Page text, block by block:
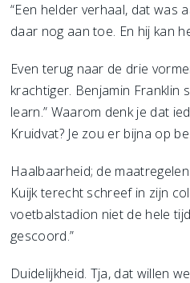
“Een helder verhaal, dat was
daar nog aan toe. En hij kan
Even terug naar de drie
krachtiger. Benjamin Franklin
learn.” Waarom denk je dat
Kruidvat? Je zou er bijna op
Haalbaarheid; de
Kuijk terecht schreef in zijn
voetbalstadion niet de hele
gescoord.”
Duidelijkheid. Tja, dat willen